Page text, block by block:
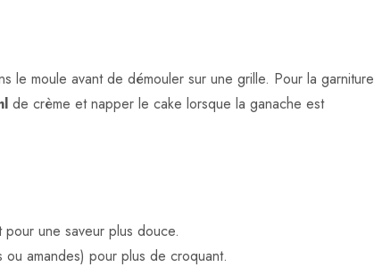
le moule avant de démouler sur une grille. Pour la garniture
de crème et napper le cake lorsque la ganache est
une saveur plus douce.
amandes) pour plus de croquant.